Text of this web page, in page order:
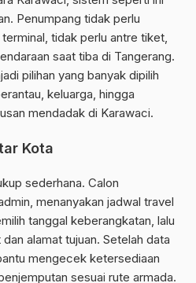
Penumpang tidak perlu
tidak perlu antre tiket,
saat tiba di Tangerang.
pilihan yang banyak dipilih
keluarga, hingga
mendadak di Karawaci.
Kota
sederhana. Calon
menanyakan jadwal travel
tanggal keberangkatan, lalu
alamat tujuan. Setelah data
mengecek ketersediaan
sesuai rute armada.